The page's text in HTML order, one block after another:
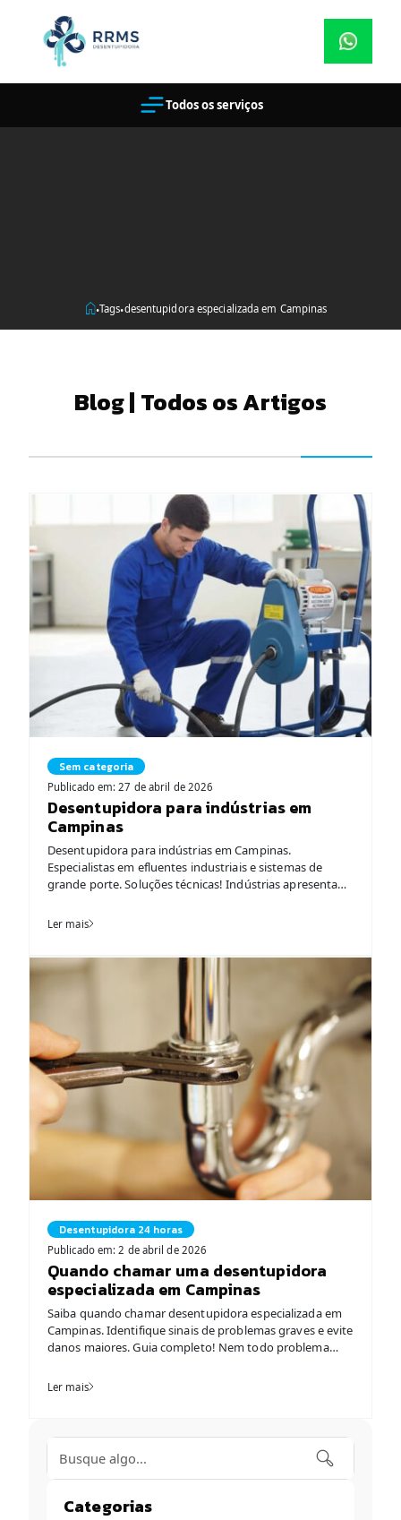
Todos os serviços
•Tags•desentupidora especializada em Campinas
Blog | Todos os Artigos
Sem categoria
Publicado em: 27 de abril de 2026
Desentupidora para indústrias em
Campinas
Desentupidora para indústrias em Campinas.
Especialistas em efluentes industriais e sistemas de
grande porte. Soluções técnicas! Indústrias apresentam
que transcendem completamente as necessidades
de descarte criam demandas que apenas
desentupidoras especializadas atendem
Ler mais
Desentupidora 24 horas
Publicado em: 2 de abril de 2026
Quando chamar uma desentupidora
especializada em Campinas
Saiba quando chamar desentupidora especializada em
Campinas. Identifique sinais de problemas graves e evite
danos maiores. Guia completo! Nem todo problema
saber reconhecer situações onde expertise especializada
Ler mais
Categorias